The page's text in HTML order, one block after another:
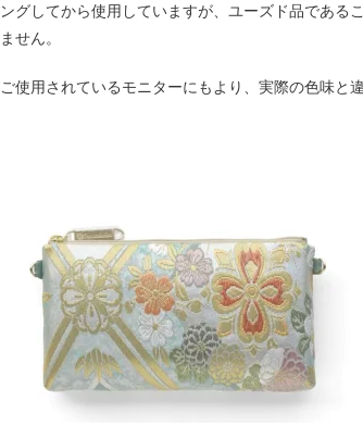
してから使用していますが、ユーズド品である
せん。
用されているモニターにもより、実際の色味と